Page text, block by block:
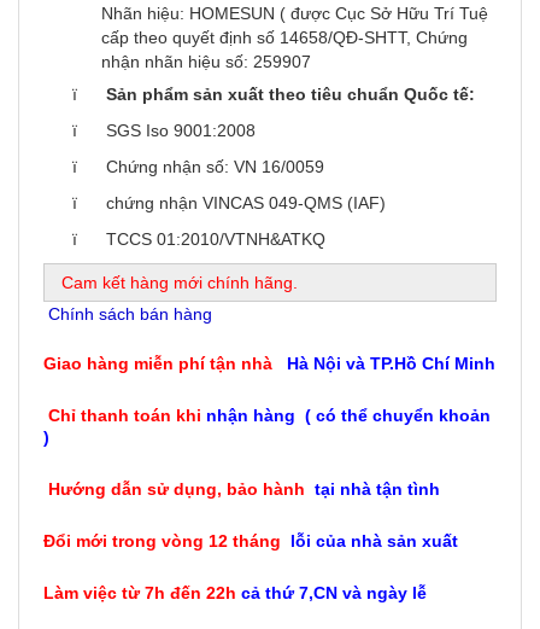
Nhãn hiệu: HOMESUN ( được Cục Sở Hữu Trí Tuệ
cấp theo quyết định số 14658/QĐ-SHTT, Chứng
nhận nhãn hiệu số: 259907
ï Sản phẩm sản xuất theo tiêu chuẩn Quốc tế:
ï SGS Iso 9001:2008
ï Chứng nhận số: VN 16/0059
ï chứng nhận VINCAS 049-QMS (IAF)
ï TCCS 01:2010/VTNH&ATKQ
Cam kết hàng mới chính hãng.
Chính sách bán hàng
Giao hàng miễn phí tận nhà Hà Nội và TP.Hồ Chí Minh
Chỉ thanh toán khi nhận hàng ( có thể chuyển khoản
)
Hướng dẫn sử dụng, bảo hành tại nhà tận tình
Đổi mới trong vòng 12 tháng lỗi của nhà sản xuất
Làm việc từ 7h đến 22h cả thứ 7,CN và ngày lễ